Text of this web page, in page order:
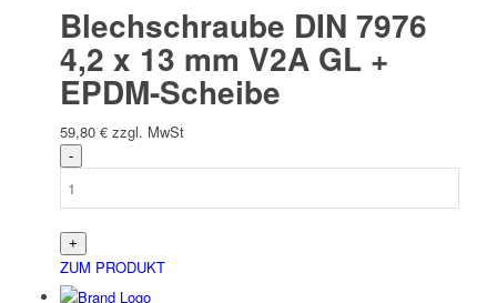
Blechschraube DIN 7976
4,2 x 13 mm V2A GL +
EPDM-Scheibe
59,80 € zzgl. MwSt
ZUM PRODUKT